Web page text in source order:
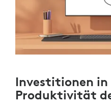
Investitionen in
Produktivität